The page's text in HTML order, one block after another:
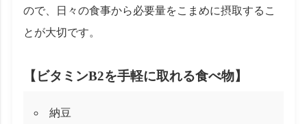
ので、日々の食事から必要量をこまめに摂取するこ
とが大切です。
【ビタミンB2を手軽に取れる食べ物】
納豆